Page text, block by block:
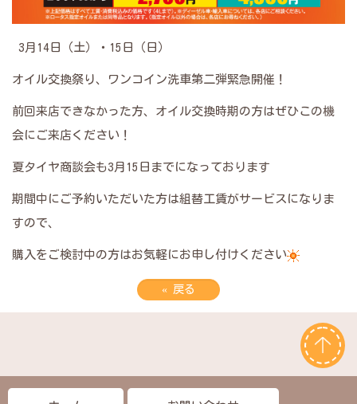
3月14日（土）・15日（日）
オイル交換祭り、ワンコイン洗車第二弾緊急開催！
前回来店できなかった方、オイル交換時期の方はぜひこの機
会にご来店ください！
夏タイヤ商談会も3月15日までになっております
期間中にご予約いただいた方は組替工賃がサービスになりま
すので、
購入をご検討中の方はお気軽にお申し付けください
« 戻る